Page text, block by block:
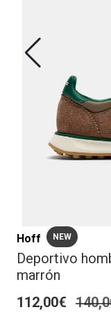
Hoff NEW
Deportivo
marrón
112,00€